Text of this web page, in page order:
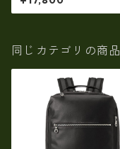
44
同じカテゴリの商品